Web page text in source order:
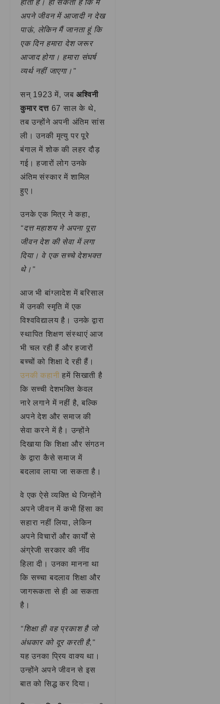
होती है। हो सकता है कि मैं
अपने जीवन में आजादी न देख
पाऊं, लेकिन मैं जानता हूं कि
एक दिन हमारा देश जरूर
आजाद होगा। हमारा संघर्ष
व्यर्थ नहीं जाएगा।”
सन् 1923 में, जबअश्विनी
कुमार दत्त67 साल के थे,
तब उन्होंने अपनी अंतिम सांस
ली। उनकी मृत्यु पर पूरे
बंगाल में शोक की लहर दौड़
गई। हजारों लोग उनके
अंतिम संस्कार में शामिल
हुए।
उनके एक मित्र ने कहा,
“दत्त महाशय ने अपना पूरा
जीवन देश की सेवा में लगा
दिया। वे एक सच्चे देशभक्त
थे।”
आज भी बांग्लादेश में बरिसाल
में उनकी स्मृति में एक
विश्वविद्यालय है। उनके द्वारा
स्थापित शिक्षण संस्थाएं आज
भी चल रही हैं और हजारों
बच्चों को शिक्षा दे रही हैं।
उनकी कहानी हमें सिखाती है
कि सच्ची देशभक्ति केवल
नारे लगाने में नहीं है, बल्कि
अपने देश और समाज की
सेवा करने में है। उन्होंने
दिखाया कि शिक्षा और संगठन
के द्वारा कैसे समाज में
बदलाव लाया जा सकता है।
वे एक ऐसे व्यक्ति थे जिन्होंने
अपने जीवन में कभी हिंसा का
सहारा नहीं लिया, लेकिन
अपने विचारों और कार्यों से
अंग्रेजी सरकार की नींव
हिला दी। उनका मानना था
कि सच्चा बदलाव शिक्षा और
जागरूकता से ही आ सकता
है।
“शिक्षा ही वह प्रकाश है जो
अंधकार को दूर करती है,”
यह उनका प्रिय वाक्य था।
उन्होंने अपने जीवन से इस
बात को सिद्ध कर दिया।